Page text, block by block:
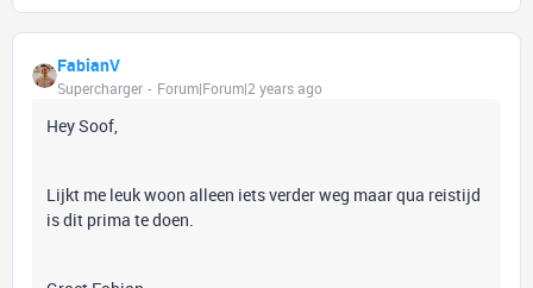
FabianV
Supercharger Forum|Forum|2 years ago
Hey Soof,
Lijkt me leuk woon alleen iets verder weg maar qua reistijd
is dit prima te doen.